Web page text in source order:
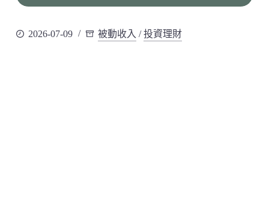
2026-07-09 被動收入 /投資理財